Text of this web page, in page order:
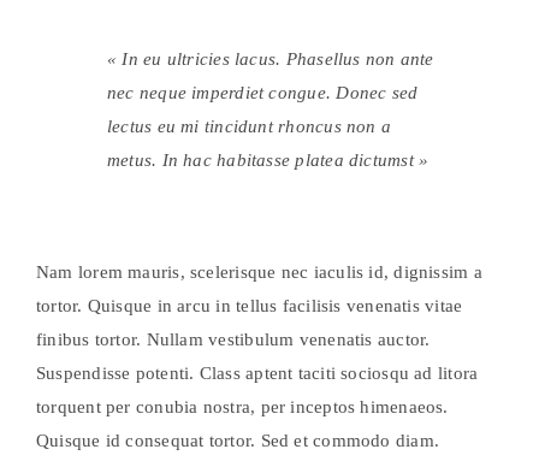
« In eu ultricies lacus. Phasellus non ante
nec neque imperdiet congue. Donec sed
lectus eu mi tincidunt rhoncus non a
metus. In hac habitasse platea dictumst »
Nam lorem mauris, scelerisque nec iaculis id, dignissim a
tortor. Quisque in arcu in tellus facilisis venenatis vitae
finibus tortor. Nullam vestibulum venenatis auctor.
Suspendisse potenti. Class aptent taciti sociosqu ad litora
torquent per conubia nostra, per inceptos himenaeos.
Quisque id consequat tortor. Sed et commodo diam.